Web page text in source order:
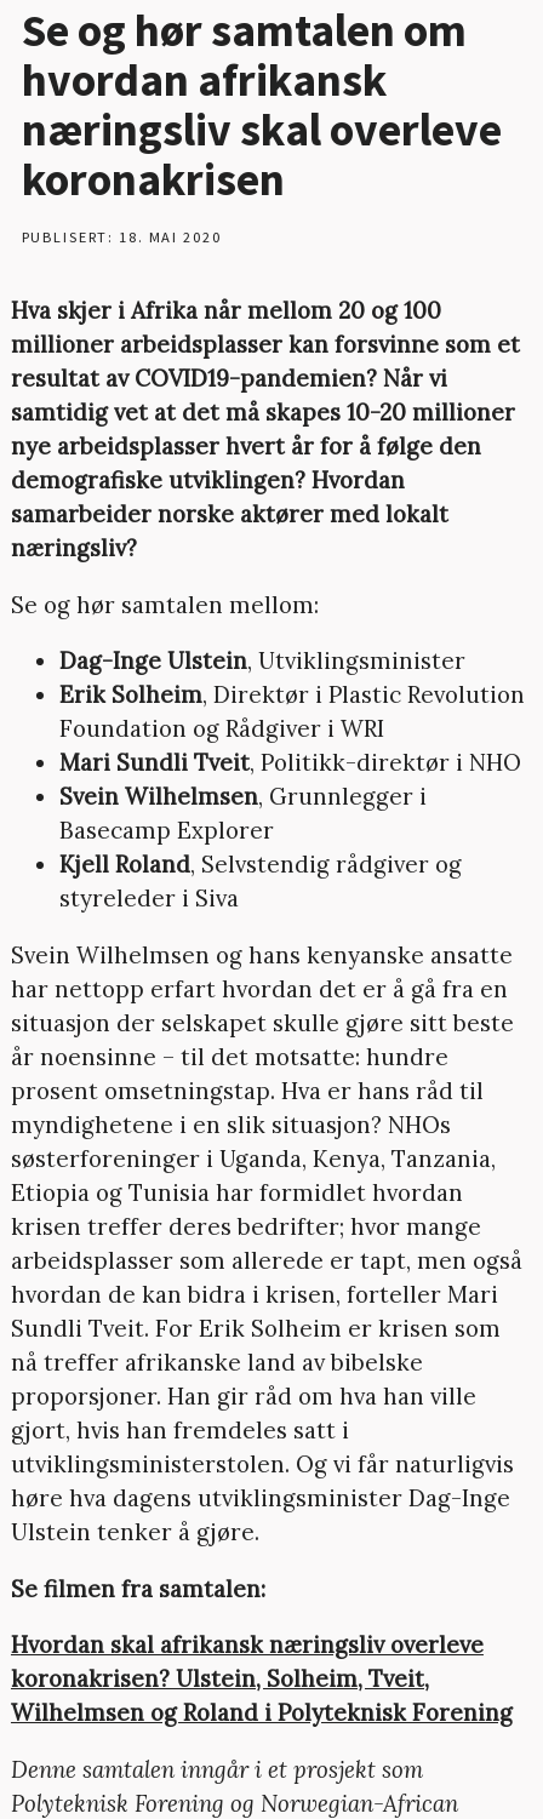
Se og hør samtalen om
hvordan afrikansk
næringsliv skal overleve
koronakrisen
PUBLISERT: 18. MAI 2020
Hva skjer i Afrika når mellom 20 og 100
millioner arbeidsplasser kan forsvinne som et
resultat av COVID19-pandemien? Når vi
samtidig vet at det må skapes 10-20 millioner
nye arbeidsplasser hvert år for å følge den
demografiske utviklingen? Hvordan
samarbeider norske aktører med lokalt
næringsliv?
Se og hør samtalen mellom:
Dag-Inge Ulstein, Utviklingsminister
Erik Solheim, Direktør i Plastic Revolution
Foundation og Rådgiver i WRI
Mari Sundli Tveit, Politikk-direktør i NHO
Svein Wilhelmsen, Grunnlegger i
Basecamp Explorer
Kjell Roland, Selvstendig rådgiver og
styreleder i Siva
Svein Wilhelmsen og hans kenyanske ansatte
har nettopp erfart hvordan det er å gå fra en
situasjon der selskapet skulle gjøre sitt beste
år noensinne – til det motsatte: hundre
prosent omsetningstap. Hva er hans råd til
myndighetene i en slik situasjon? NHOs
søsterforeninger i Uganda, Kenya, Tanzania,
Etiopia og Tunisia har formidlet hvordan
krisen treffer deres bedrifter; hvor mange
arbeidsplasser som allerede er tapt, men også
hvordan de kan bidra i krisen, forteller Mari
Sundli Tveit. For Erik Solheim er krisen som
nå treffer afrikanske land av bibelske
proporsjoner. Han gir råd om hva han ville
gjort, hvis han fremdeles satt i
utviklingsministerstolen. Og vi får naturligvis
høre hva dagens utviklingsminister Dag-Inge
Ulstein tenker å gjøre.
Se filmen fra samtalen:
Hvordan skal afrikansk næringsliv overleve
koronakrisen? Ulstein, Solheim, Tveit,
Wilhelmsen og Roland i Polyteknisk Forening
Denne samtalen inngår i et prosjekt som
Polyteknisk Forening og Norwegian-African